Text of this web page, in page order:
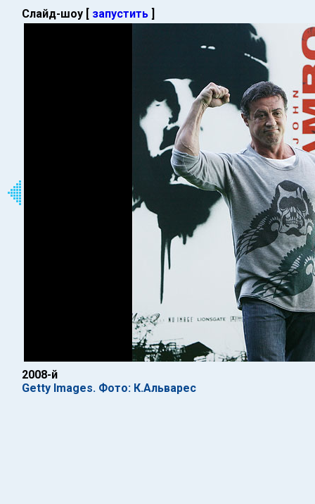
Слайд-шоу [ запустить ]
2008-й
Getty Images. Фото: К.Альварес